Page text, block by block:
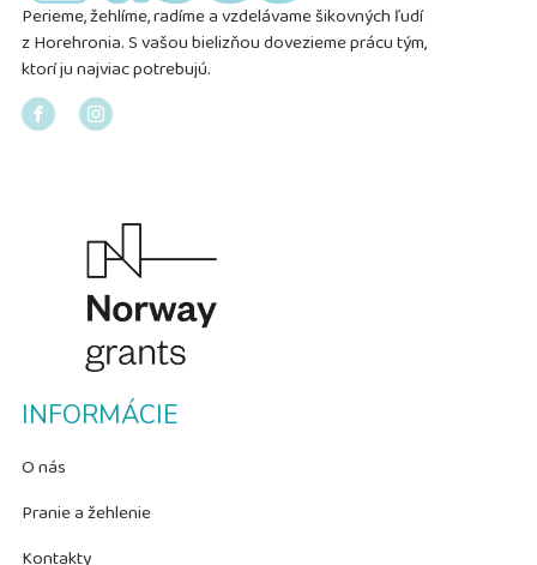
Perieme, žehlíme, radíme a vzdelávame šikovných ľudí
z Horehronia. S vašou bielizňou dovezieme prácu tým,
ktorí ju najviac potrebujú.
INFORMÁCIE
O nás
Pranie a žehlenie